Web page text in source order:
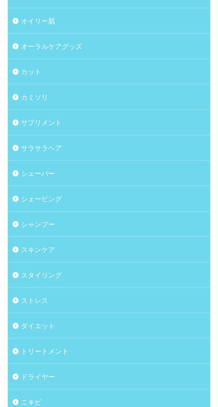
オイリー肌
オーラルケアグッズ
カット
カミソリ
サプリメント
サラサラヘア
シェーバー
シェービング
シャンプー
スキンケア
スタイリング
ストレス
ダイエット
トリートメント
ドライヤー
ニキビ